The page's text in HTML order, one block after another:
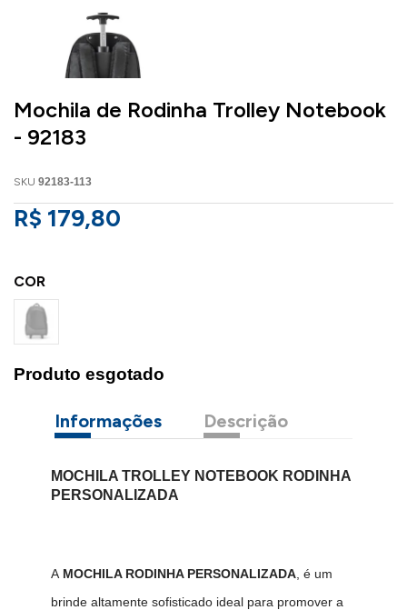
Mochila de Rodinha Trolley Notebook
- 92183
SKU 92183-113
R$ 179,80
COR
Produto esgotado
Informações Descrição
MOCHILA TROLLEY NOTEBOOK RODINHA
PERSONALIZADA
A MOCHILA RODINHA PERSONALIZADA, é um
brinde altamente sofisticado ideal para promover a